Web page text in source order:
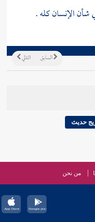
الإنسان كله .
التالي السابق
حديث
من نحن